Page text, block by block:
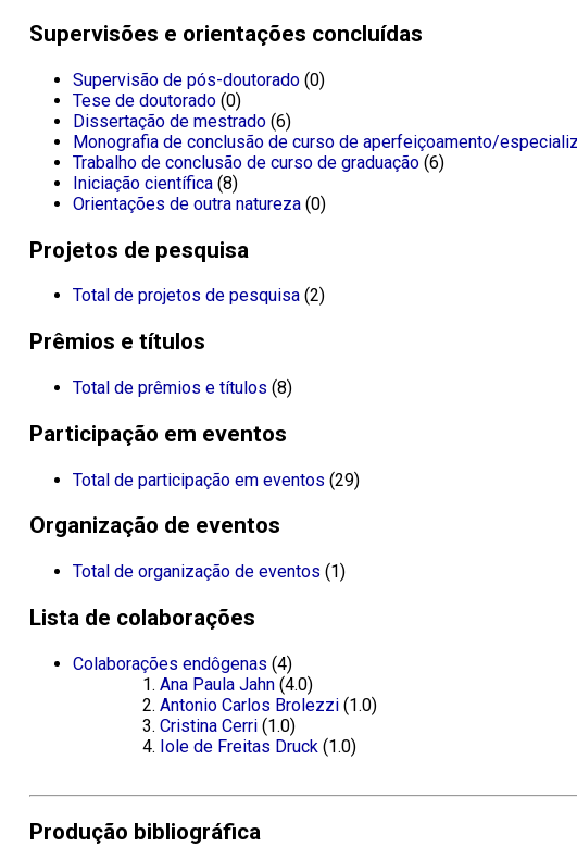
Supervisões e orientações concluídas
Supervisão de pós-doutorado(0)
Tese de doutorado(0)
Dissertação de mestrado(6)
Monografia de conclusão de curso de aperfeiçoamento/
Trabalho de conclusão de curso de graduação(6)
Iniciação científica(8)
Orientações de outra natureza(0)
Projetos de pesquisa
Total de projetos de pesquisa(2)
Prêmios e títulos
Total de prêmios e títulos (8)
Participação em eventos
Total de participação em eventos (29)
Organização de eventos
Total de organização de eventos (1)
Lista de colaborações
Colaborações endôgenas (4)
Ana Paula Jahn(4.0)
Antonio Carlos Brolezzi(1.0)
Cristina Cerri(1.0)
Iole de Freitas Druck (1.0)
Produção bibliográfica